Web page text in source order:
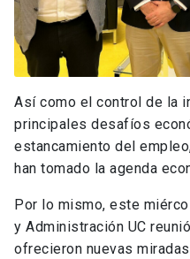
Así como el control de la
principales desafíos
estancamiento del
han tomado la agenda
Por lo mismo, este
y Administración UC
ofrecieron nuevas